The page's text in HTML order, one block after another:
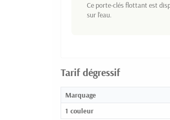
Ce porte-clés flottant est
sur l'eau.
Tarif dégressif
Marquage
1 couleur